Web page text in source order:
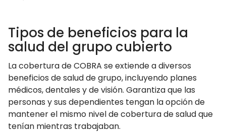
Tipos de beneficios para la
salud del grupo cubierto
La cobertura de COBRA se extiende a diversos
beneficios de salud de grupo, incluyendo planes
médicos, dentales y de visión. Garantiza que las
personas y sus dependientes tengan la opción de
mantener el mismo nivel de cobertura de salud que
tenían mientras trabajaban.